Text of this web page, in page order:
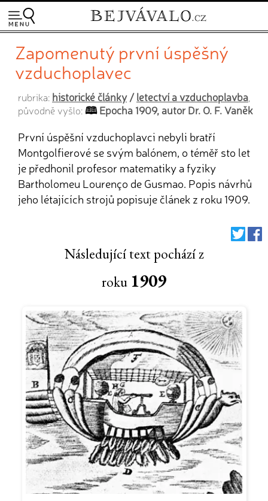
Zapomenutý první úspěšný
vzduchoplavec
rubrika: historické články/letectví a vzduchoplavba
původně vyšlo:
Epocha 1909, autor Dr. O. F. Vaněk
První úspěšní vzduchoplavci nebyli bratří
Montgolfierové se svým balónem, o téměř sto let
je předhonil profesor matematiky a fyziky
Bartholomeu Lourenço de Gusmao. Popis návrhů
jeho létajících strojů popisuje článek z roku 1909.
Následující text pochází z
roku 1909